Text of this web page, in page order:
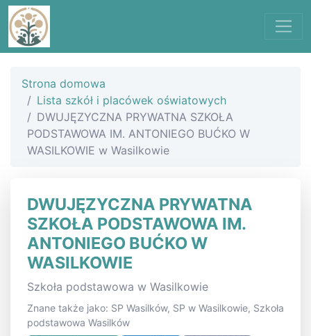
Strona domowa
Lista szkół i placówek oświatowych
DWUJĘZYCZNA PRYWATNA SZKOŁA
PODSTAWOWA IM. ANTONIEGO BUĆKO W
WASILKOWIE w Wasilkowie
DWUJĘZYCZNA PRYWATNA
SZKOŁA PODSTAWOWA IM.
ANTONIEGO BUĆKO W
WASILKOWIE
Szkoła podstawowa w Wasilkowie
Znane także jako: SP Wasilków, SP w Wasilkowie, Szkoła
podstawowa Wasilków